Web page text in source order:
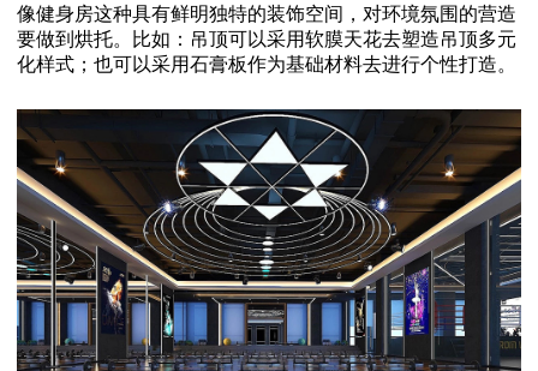
像健身房这种具有鲜明独特的装饰空间，对环境氛围的营造
要做到烘托。比如：吊顶可以采用软膜天花去塑造吊顶多元
化样式；也可以采用石膏板作为基础材料去进行个性打造。